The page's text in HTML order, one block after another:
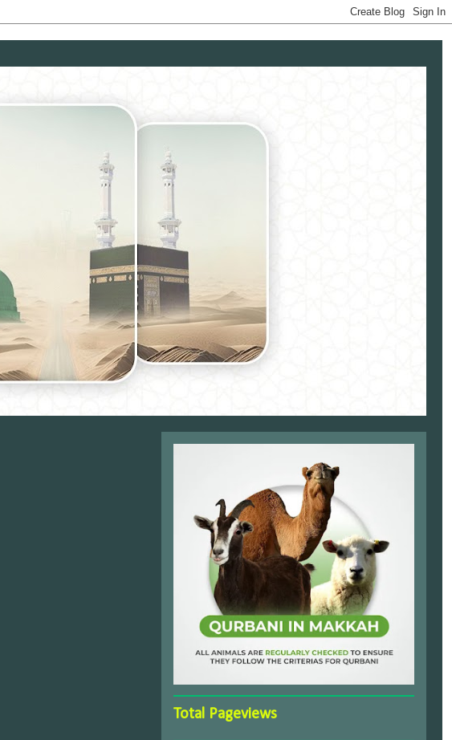
Total Pageviews